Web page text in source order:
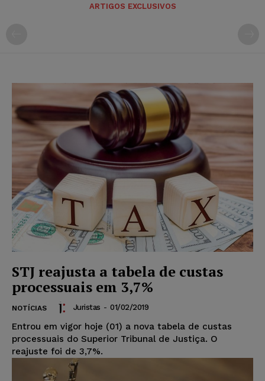
ARTIGOS EXCLUSIVOS
STJ reajusta a tabela de custas
processuais em 3,7%
NOTÍCIAS Juristas - 01/02/2019
Entrou em vigor hoje (01) a nova tabela de custas
processuais do Superior Tribunal de Justiça. O
reajuste foi de 3,7%.